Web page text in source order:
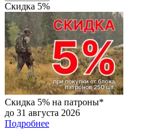
Скидка 5%
Скидка 5% на патроны*
до 31 августа 2026
Подробнее